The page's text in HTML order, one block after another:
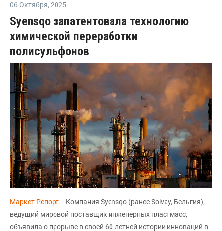
06 Октября, 2025
Syensqo запатентовала технологию
химической переработки
полисульфонов
Маркет Репорт-- Компания Syensqo (ранее Solvay, Бельгия),
ведущий мировой поставщик инженерных пластмасс,
объявила о прорыве в своей 60-летней истории инноваций в